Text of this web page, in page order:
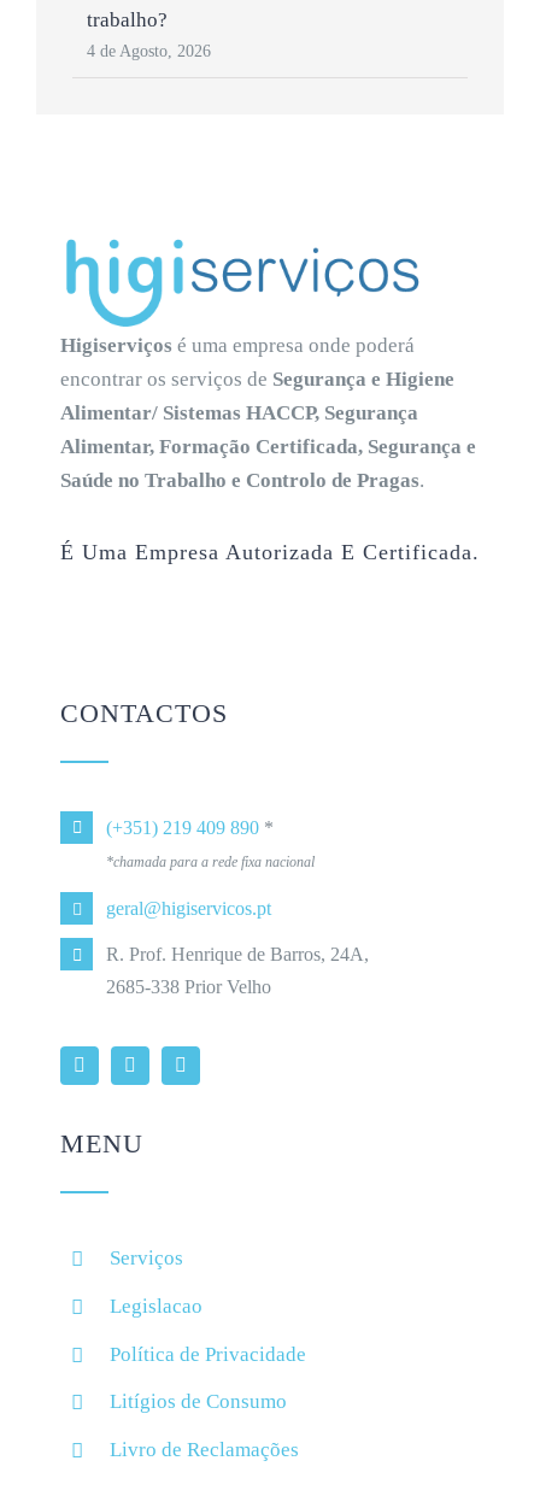
trabalho?
4 de Agosto, 2026
Higiserviços é uma empresa onde poderá
encontrar os serviços de Segurança e Higiene
Alimentar/ Sistemas HACCP, Segurança
Alimentar, Formação Certificada, Segurança e
Saúde no Trabalho e Controlo de Pragas.
É Uma Empresa Autorizada E Certificada.
CONTACTOS
(+351) 219 409 890 *
*chamada para a rede fixa nacional
geral@higiservicos.pt
R. Prof. Henrique de Barros, 24A,
2685-338 Prior Velho
MENU
Serviços
Legislacao
Política de Privacidade
Litígios de Consumo
Livro de Reclamações